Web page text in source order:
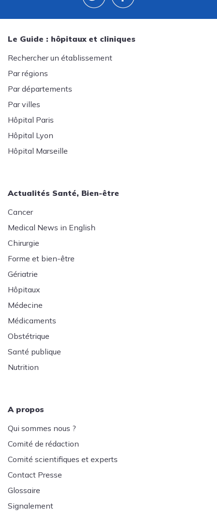
Le Guide : hôpitaux et cliniques
Rechercher un établissement
Par régions
Par départements
Par villes
Hôpital Paris
Hôpital Lyon
Hôpital Marseille
Actualités Santé, Bien-être
Cancer
Medical News in English
Chirurgie
Forme et bien-être
Gériatrie
Hôpitaux
Médecine
Médicaments
Obstétrique
Santé publique
Nutrition
A propos
Qui sommes nous ?
Comité de rédaction
Comité scientifiques et experts
Contact Presse
Glossaire
Signalement